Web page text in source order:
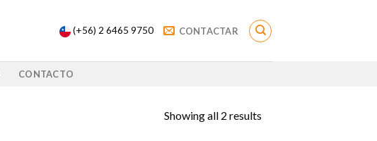
(+56) 2 6465 9750 CONTACTAR
CONTACTO
Showing all 2 results